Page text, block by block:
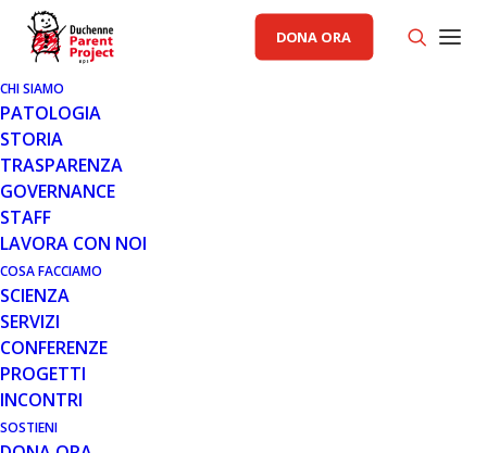
DONA ORA
CHI SIAMO
PATOLOGIA
STORIA
TRASPARENZA
GOVERNANCE
STAFF
LAVORA CON NOI
COSA FACCIAMO
SCIENZA
SERVIZI
CONFERENZE
PROGETTI
INCONTRI
SOSTIENI
PRIMO PIANO PP
2 MAG 2018
“UNA FIRMA CHE VALE UN
TESORO”: AL VIA LA CAMPAGNA
5 PER MILLE DI PARENT PROJECT
ONLUS